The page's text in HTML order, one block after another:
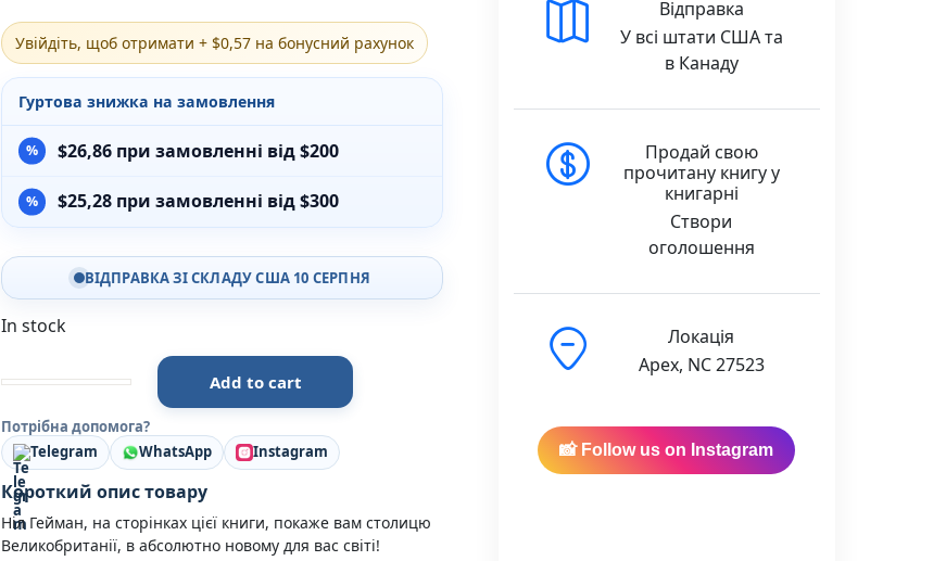
Різдвяно-зимові
На День Валентина
Книги для дорослих
Українська класика
Світова класика
Проза
Поезія та драматургія
Романи
Фантастика та фентезі
Жахи та трилери
Історія Наука Політологія
Батьківство та виховання
Книги про Україну
Біографічні твори
Біблії
Духовна література
Кулінарія
Ігри для дорослих
Зарубіжні письменники
Увійдіть, щоб отримати + $0,57 на бонусний рахунок
Гуртова знижка на замовлення
$26,86при замовленні від $200
$25,28при замовленні від $300
ВІДПРАВКА ЗІ СКЛАДУ США 10 СЕРПНЯ
In stock
Небудь-де - Ніл Ґейман - Видавнича група КМ-Букс quantity
Add to cart
Потрібна допомога?
Telegram
WhatsApp Instagram
Короткий опис товару
Ніл Гейман, на сторінках цієї книги, покаже вам столицю
Великобританії, в абсолютно новому для вас світі!
Відправка
У всі штати США та
в Канаду
Продай свою
прочитану книгу у
книгарні
Створи
оголошення
Локація
Apex, NC 27523
📸 Follow us on Instagram